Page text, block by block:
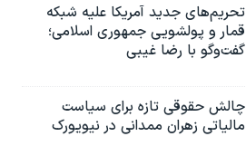
تحریم‌های جدید آمریکا علیه شبکه
قمار و پولشویی جمهوری اسلامی؛
گفت‌وگو با رضا غیبی
چالش حقوقی تازه برای سیاست
مالیاتی زهران ممدانی در نیویورک